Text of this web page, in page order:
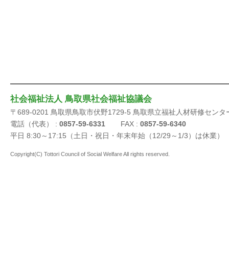
社会福祉法人 鳥取県社会福祉協議会
〒689-0201 鳥取県鳥取市伏野1729-5 鳥取県立福祉人材研修センタ
電話（代表） : 0857-59-6331 FAX : 0857-59-6340
平日 8:30～17:15（土日・祝日・年末年始（12/29～1/3）は休業）
Copyright(C) Tottori Council of Social Welfare All rights reserved.